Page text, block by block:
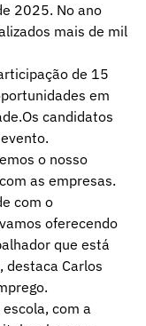
2025. No ano
mais de mil
de 15
em
candidatos
o nosso
as empresas.
com o
oferecendo
que está
destaca Carlos
com a